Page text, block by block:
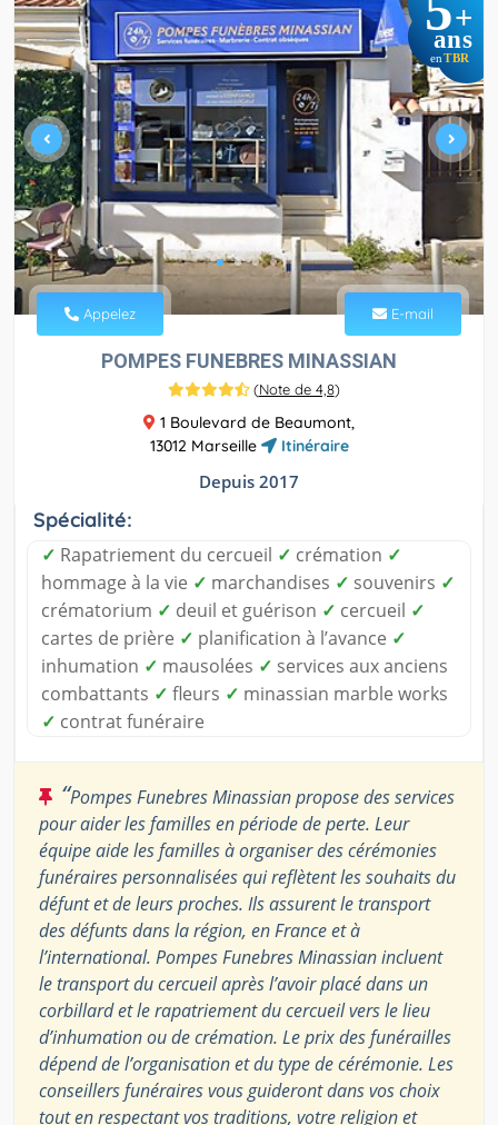
+
ans
en TBR
Appelez E-mail
POMPES FUNEBRES MINASSIAN
(Note de 4,8)
1 Boulevard de Beaumont,
13012 Marseille
Itinéraire
Depuis 2017
Spécialité:
✓ Rapatriement du cercueil ✓ crémation ✓
hommage à la vie ✓ marchandises ✓ souvenirs ✓
crématorium ✓ deuil et guérison ✓ cercueil ✓
cartes de prière ✓ planification à l’avance ✓
inhumation ✓ mausolées ✓ services aux anciens
combattants ✓ fleurs ✓ minassian marble works
✓ contrat funéraire
“Pompes Funebres Minassian propose des services
pour aider les familles en période de perte. Leur
équipe aide les familles à organiser des cérémonies
funéraires personnalisées qui reflètent les souhaits du
défunt et de leurs proches. Ils assurent le transport
des défunts dans la région, en France et à
l’international. Pompes Funebres Minassian incluent
le transport du cercueil après l’avoir placé dans un
corbillard et le rapatriement du cercueil vers le lieu
d’inhumation ou de crémation. Le prix des funérailles
dépend de l’organisation et du type de cérémonie. Les
conseillers funéraires vous guideront dans vos choix
tout en respectant vos traditions, votre religion et